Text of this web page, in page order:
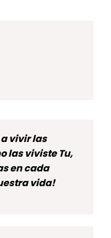
vivir las
las viviste Tu,
en cada
vida!